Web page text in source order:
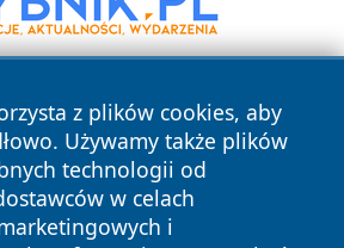
z plików cookies, aby
Używamy także plików
technologii od
w celach
i
Wszystkie prawa zastrzeżone.